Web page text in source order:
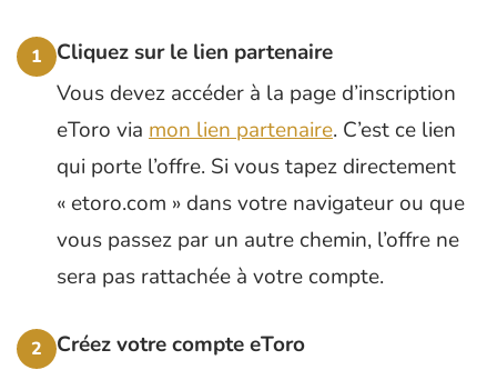
1
Cliquez sur le lien partenaire
Vous devez accéder à la page d’inscription
eToro via mon lien partenaire. C’est ce lien
qui porte l’offre. Si vous tapez directement
« etoro.com » dans votre navigateur ou que
vous passez par un autre chemin, l’offre ne
sera pas rattachée à votre compte.
2
Créez votre compte eToro